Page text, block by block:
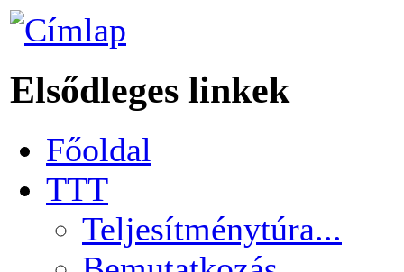
Elsődleges linkek
Főoldal
TTT
Teljesítménytúra...